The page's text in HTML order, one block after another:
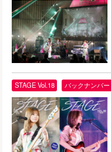
STAGE Vol.18 バックナンバー